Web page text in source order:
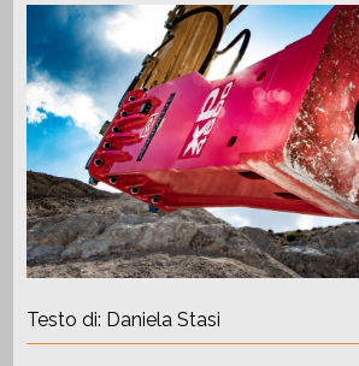
CONTATTI
LA TUA SEZIONE
Testo di: Daniela Stasi